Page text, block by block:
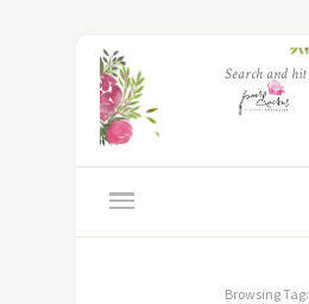
Browsing Tag: